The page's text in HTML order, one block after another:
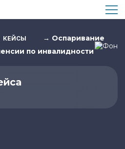
КЕЙСЫ → Оспаривание
по инвалидности